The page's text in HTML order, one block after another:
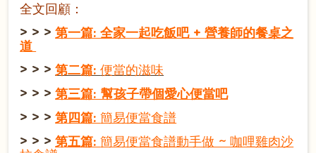
全文回顧：
> > >第一篇: 全家一起吃飯吧 +營養師的餐桌之
道
> > >第二篇:便當的滋味
> > >第三篇: 幫孩子帶個愛心便當吧
> > >第四篇:簡易便當食譜
> > >第五篇:簡易便當食譜動手做 ~ 咖哩雞肉沙